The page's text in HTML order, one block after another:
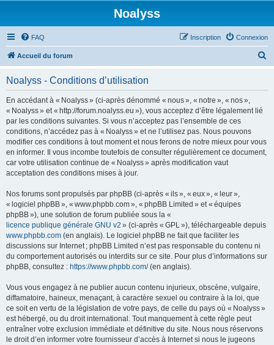
Noalyss
FAQ Connexion
Inscription
Accueil du forum
Noalyss - Conditions d’utilisation
En accédant à « Noalyss » (ci-après dénommé « nous », « notre », « nos »,
« Noalyss » et « http://forum.noalyss.eu »), vous acceptez d’être légalement lié
par les conditions suivantes. Si vous n’acceptez pas l’ensemble de ces
conditions, n’accédez pas à « Noalyss » et ne l’utilisez pas. Nous pouvons
modifier ces conditions à tout moment et nous ferons de notre mieux pour vous
en informer. Il vous incombe toutefois de consulter régulièrement ce document,
car votre utilisation continue de « Noalyss » après modification vaut
acceptation des conditions mises à jour.
Nos forums sont propulsés par phpBB (ci-après « ils », « eux », « leur »,
« logiciel phpBB », « www.phpbb.com », « phpBB Limited » et « équipes
phpBB »), une solution de forum publiée sous la «
licence publique générale GNU v2 » (ci-après « GPL »), téléchargeable depuis
www.phpbb.com (en anglais). Le logiciel phpBB ne fait que faciliter les
discussions sur Internet ; phpBB Limited n’est pas responsable du contenu ni
du comportement autorisés ou interdits sur ce site. Pour plus d’informations sur
phpBB, consultez : https://www.phpbb.com/(en anglais).
Vous vous engagez à ne publier aucun contenu injurieux, obscène, vulgaire,
diffamatoire, haineux, menaçant, à caractère sexuel ou contraire à la loi, que
ce soit en vertu de la législation de votre pays, de celle du pays où « Noalyss »
est hébergé, ou du droit international. Tout manquement à cette règle peut
entraîner votre exclusion immédiate et définitive du site. Nous nous réservons
le droit d’en informer votre fournisseur d’accès à Internet si nous le jugeons